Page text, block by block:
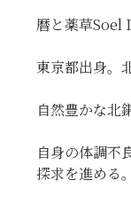
暦と薬草Soel
東京都出身。
自然豊かな北
自身の体調不
探求を進める。